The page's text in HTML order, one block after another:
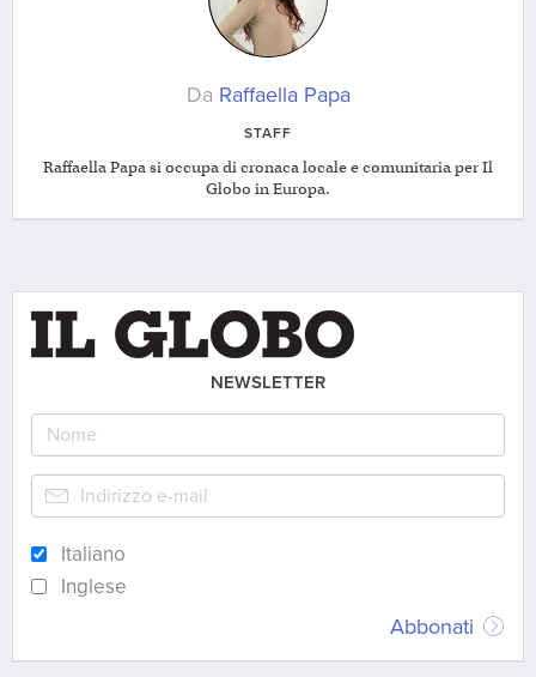
Da Raffaella Papa
STAFF
Raffaella Papa si occupa di cronaca locale e comunitaria per Il
Globo in Europa.
NEWSLETTER
Italiano
Inglese
Abbonati